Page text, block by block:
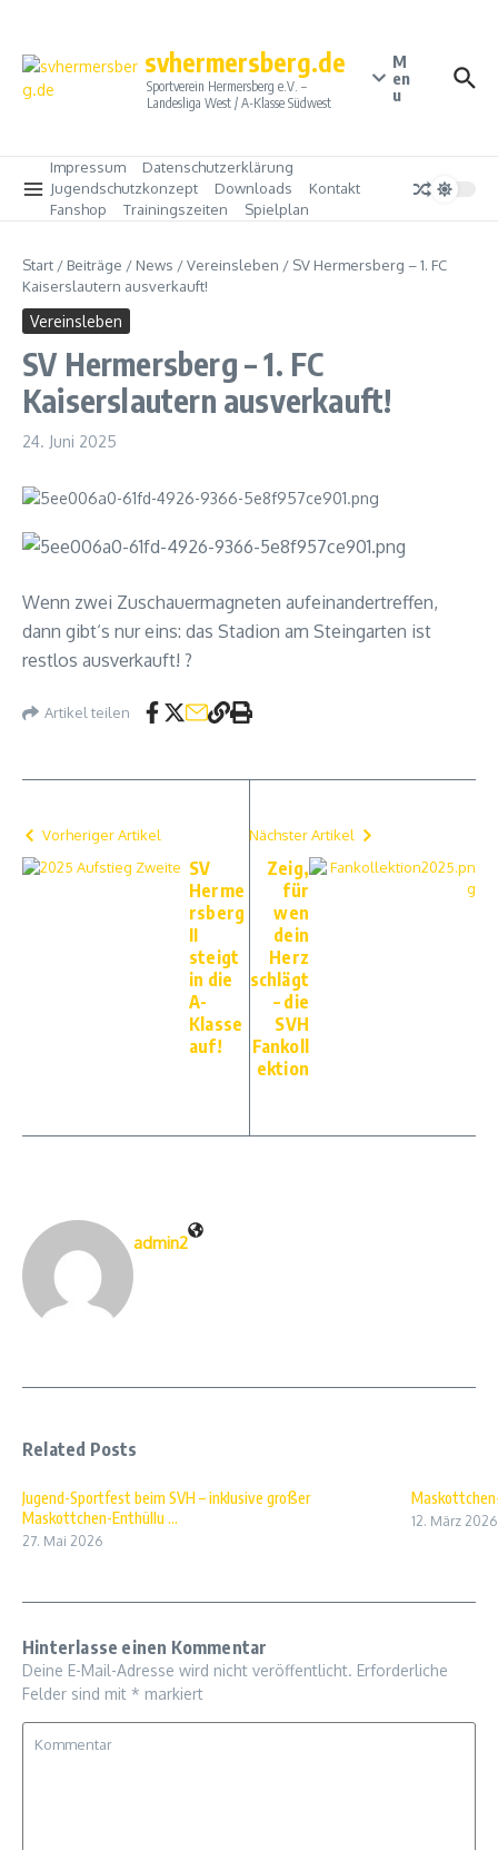
svhermersberg.de
Sportverein Hermersberg e.V. –
Landesliga West / A-Klasse Südwest
M
en
u
Impressum
Datenschutzerklärung
Jugendschutzkonzept
Downloads
Kontakt
Fanshop
Trainingszeiten Spielplan
Start / Beiträge / News /Vereinsleben / SV Hermersberg – 1. FC
Kaiserslautern ausverkauft!
Vereinsleben
SV Hermersberg – 1. FC
Kaiserslautern ausverkauft!
24. Juni 2025
Wenn zwei Zuschauermagneten aufeinandertreffen,
dann gibt‘s nur eins: das Stadion am Steingarten ist
restlos ausverkauft! ?
Artikel teilen
Vorheriger Artikel
SV
Herme
rsberg
II
steigt
in die
A-
Klasse
auf!
Nächster Artikel
Zeig,
für
wen
dein
Herz
schlägt
– die
SVH
Fankoll
ektion
admin2
Related Posts
Jugend-Sportfest beim SVH – inklusive großer
Maskottchen-Enthüllu ...
27. Mai 2026
12. März 2026
Hinterlasse einen Kommentar
Deine E-Mail-Adresse wird nicht veröffentlicht. Erforderliche
Felder sind mit * markiert